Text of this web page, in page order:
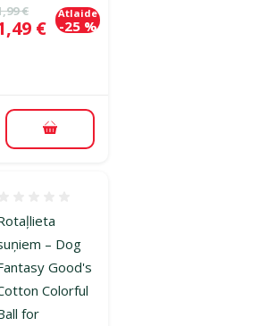
cena
€
€
Atlaide
-25 %
Pievienot grozam
– Dog
Good's
Colorful
for